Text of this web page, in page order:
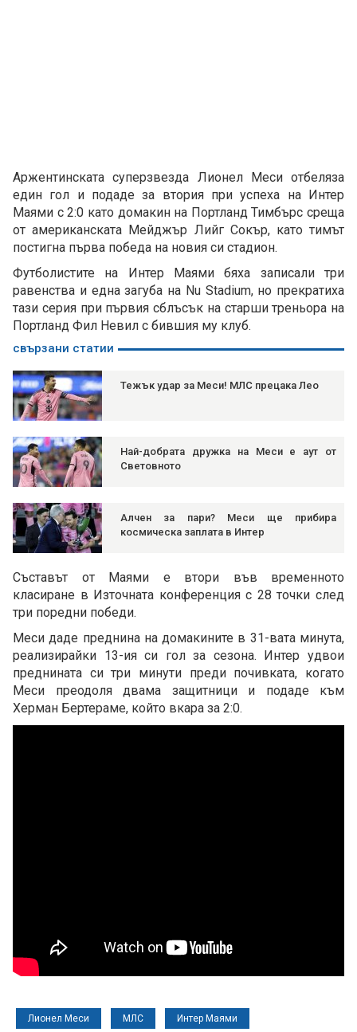
Аржентинската суперзвезда Лионел Меси отбеляза
един гол и подаде за втория при успеха на Интер
Маями с 2:0 като домакин на Портланд Тимбърс среща
от американската Мейджър Лийг Сокър, като тимът
постигна първа победа на новия си стадион.
Футболистите на Интер Маями бяха записали три
равенства и една загуба на Nu Stadium, но прекратиха
тази серия при първия сблъсък на старши треньора на
Портланд Фил Невил с бившия му клуб.
свързани статии
Тежък удар за Меси! МЛС прецака Лео
Най-добрата дружка на Меси е аут от
Световното
Алчен за пари? Меси ще прибира
космическа заплата в Интер
Съставът от Маями е втори във временното
класиране в Източната конференция с 28 точки след
три поредни победи.
Меси даде преднина на домакините в 31-вата минута,
реализирайки 13-ия си гол за сезона. Интер удвои
преднината си три минути преди почивката, когато
Меси преодоля двама защитници и подаде към
Херман Бертераме, който вкара за 2:0.
Лионел Меси МЛС Интер Маями